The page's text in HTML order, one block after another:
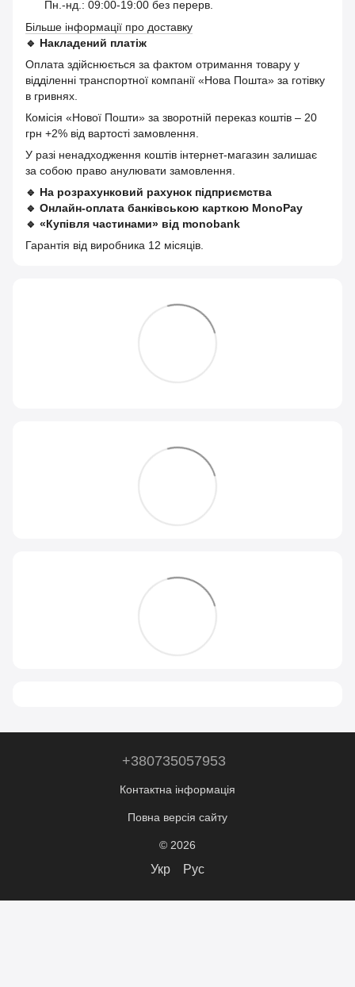
Пн.-нд.: 09:00-19:00 без перерв.
Більше інформації про доставку
🔹 Накладений платіж
Оплата здійснюється за фактом отримання товару у
відділенні транспортної компанії «Нова Пошта» за готівку
в гривнях.
Комісія «Нової Пошти» за зворотній переказ коштів – 20
грн +2% від вартості замовлення.
У разі ненадходження коштів інтернет-магазин залишає
за собою право анулювати замовлення.
🔹 На розрахунковий рахунок підприємства
🔹 Онлайн-оплата банківською карткою MonoPay
🔹 «Купівля частинами» від monobank
Гарантія від виробника 12 місяців.
+380735057953
Контактна інформація
Повна версія сайту
© 2026
Укр Рус